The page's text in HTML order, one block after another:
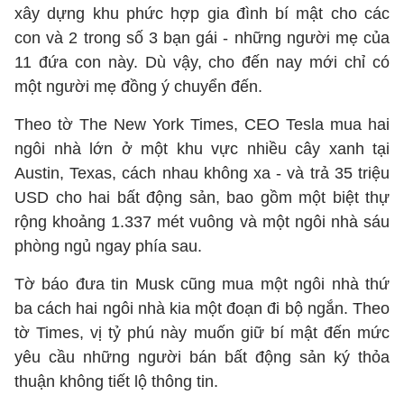
xây dựng khu phức hợp gia đình bí mật cho các
con và 2 trong số 3 bạn gái - những người mẹ của
11 đứa con này. Dù vậy, cho đến nay mới chỉ có
một người mẹ đồng ý chuyển đến.
Theo tờ The New York Times, CEO Tesla mua hai
ngôi nhà lớn ở một khu vực nhiều cây xanh tại
Austin, Texas, cách nhau không xa - và trả 35 triệu
USD cho hai bất động sản, bao gồm một biệt thự
rộng khoảng 1.337 mét vuông và một ngôi nhà sáu
phòng ngủ ngay phía sau.
Tờ báo đưa tin Musk cũng mua một ngôi nhà thứ
ba cách hai ngôi nhà kia một đoạn đi bộ ngắn. Theo
tờ Times, vị tỷ phú này muốn giữ bí mật đến mức
yêu cầu những người bán bất động sản ký thỏa
thuận không tiết lộ thông tin.